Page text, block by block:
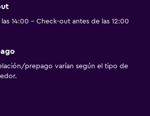
14:00 - Check-out antes de las 12:00
prepago varían según el tipo de